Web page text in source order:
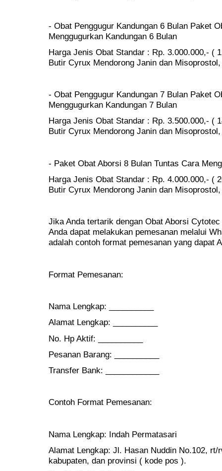
- Obat Penggugur Kandungan 6 Bulan Paket
Menggugurkan Kandungan 6 Bulan
Harga Jenis Obat Standar : Rp. 3.000.000,- (
Butir Cyrux Mendorong Janin dan
- Obat Penggugur Kandungan 7 Bulan Paket
Menggugurkan Kandungan 7 Bulan
Harga Jenis Obat Standar : Rp. 3.500.000,- (
Butir Cyrux Mendorong Janin dan
- Paket Obat Aborsi 8 Bulan Tuntas Cara
Harga Jenis Obat Standar : Rp. 4.000.000,- (
Butir Cyrux Mendorong Janin dan
Jika Anda tertarik dengan Obat Aborsi
Anda dapat melakukan pemesanan melalui
adalah contoh format pemesanan yang dapat
Format Pemesanan:
Nama Lengkap: __________
Alamat Lengkap: __________
No. Hp Aktif: __________
Pesanan Barang: __________
Transfer Bank: ____________
Contoh Format Pemesanan:
Nama Lengkap: Indah Permatasari
Alamat Lengkap: Jl. Hasan Nuddin No.102,
kabupaten, dan provinsi ( kode pos ).